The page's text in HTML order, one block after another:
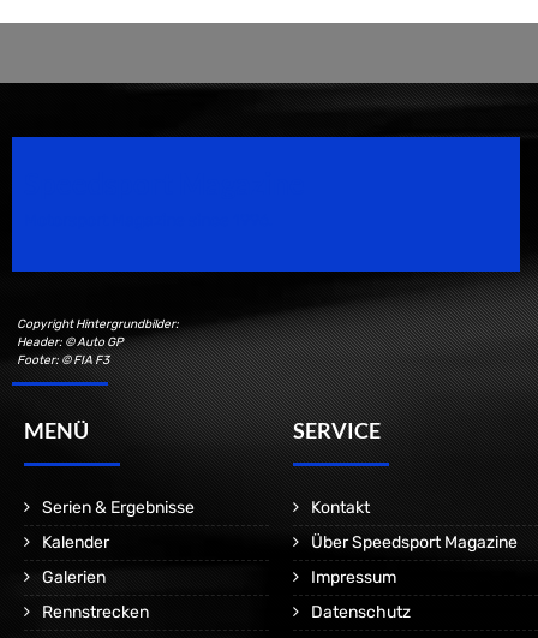
Copyright Hintergrundbilder:
Header: © Auto GP
Footer: © FIA F3
MENÜ
Serien & Ergebnisse
Kalender
Galerien
Rennstrecken
SERVICE
Kontakt
Über Speedsport Magazine
Impressum
Datenschutz